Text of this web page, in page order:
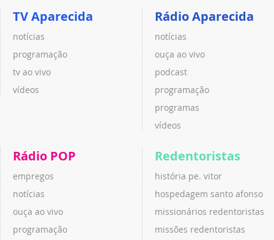
TV Aparecida
notícias
programação
tv ao vivo
vídeos
Rádio Aparecida
notícias
ouça ao vivo
podcast
programação
programas
vídeos
Rádio POP
empregos
notícias
ouça ao vivo
programação
Redentoristas
história pe. vitor
hospedagem santo afonso
missionários redentoristas
missões redentoristas